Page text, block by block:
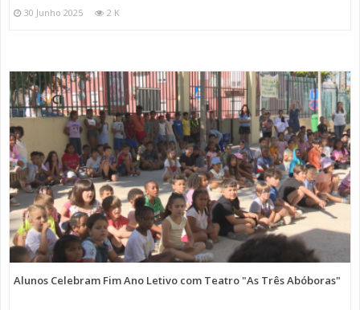
30 Junho 2025 2 K
Alunos Celebram Fim Ano Letivo com Teatro "As Três Abóboras"